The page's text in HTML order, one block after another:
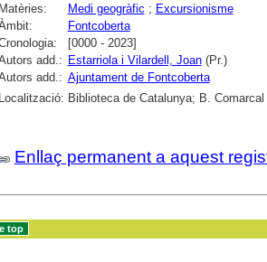
Matèries: Medi geogràfic ; Excursionisme
Fontcoberta
[0000 - 2023]
add.: Estarriola i Vilardell, Joan(Pr.)
add.: Ajuntament de Fontcoberta
Localització: Biblioteca de Catalunya; B.
Enllaç permanent a aquest